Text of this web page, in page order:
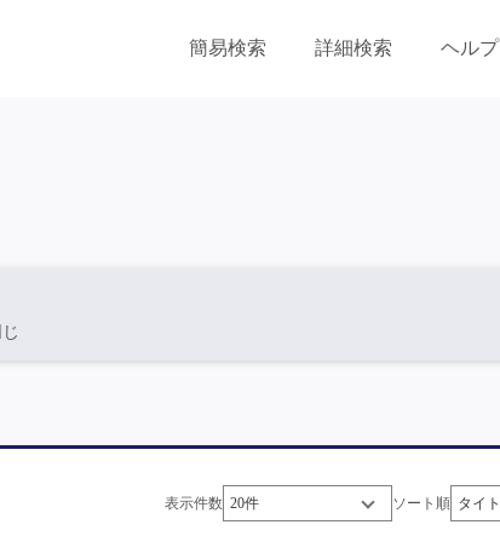
簡易検索 詳細検索 ヘルプ
表示件数 ソート順